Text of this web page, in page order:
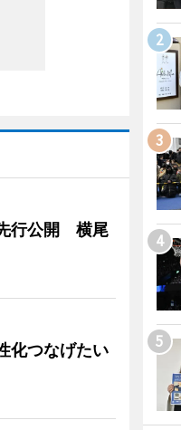
行公開 横尾
化つなげたい